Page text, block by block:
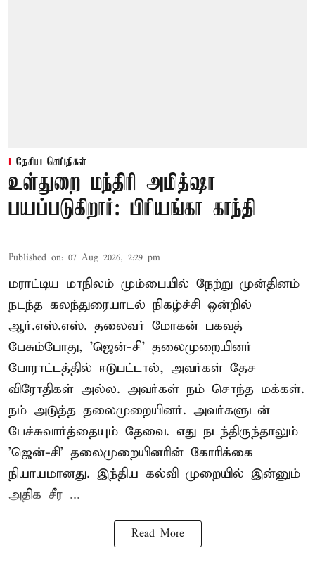
தேசிய செய்திகள்
உள்துறை மந்திரி அமித்ஷா
பயப்படுகிறார்: பிரியங்கா காந்தி
Published on: 07 Aug 2026, 2:29 pm
மராட்டிய மாநிலம் மும்பையில் நேற்று முன்தினம்
நடந்த கலந்துரையாடல் நிகழ்ச்சி ஒன்றில்
ஆர்.எஸ்.எஸ். தலைவர் மோகன் பகவத்
பேசும்போது, 'ஜென்-சி' தலைமுறையினர்
போராட்டத்தில் ஈடுபட்டால், அவர்கள் தேச
விரோதிகள் அல்ல. அவர்கள் நம் சொந்த மக்கள்.
நம் அடுத்த தலைமுறையினர். அவர்களுடன்
பேச்சுவார்த்தையும் தேவை. எது நடந்திருந்தாலும்
'ஜென்-சி' தலைமுறையினரின் கோரிக்கை
நியாயமானது. இந்திய கல்வி முறையில் இன்னும்
அதிக சீர ...
Read More